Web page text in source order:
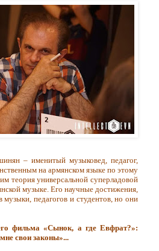
– именитый музыковед, педагог,
на армянском языке по этому
теория универсальной суперладовой
музыке. Его научные достижения,
педагогов и студентов, но они
фильма «Сынок, а где Евфрат?»:
свои законы»...